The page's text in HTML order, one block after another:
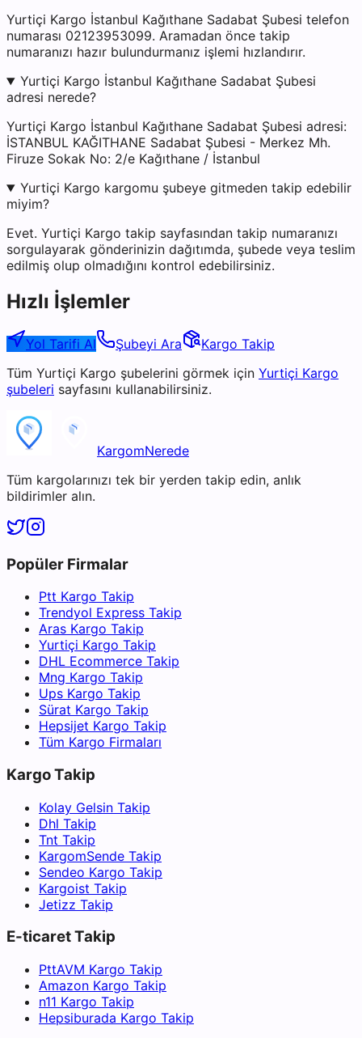
Yurtiçi Kargo İstanbul Kağıthane Sadabat Şubesi telefon
numarası 02123953099. Aramadan önce takip
numaranızı hazır bulundurmanız işlemi hızlandırır.
Yurtiçi Kargo İstanbul Kağıthane Sadabat Şubesi
adresi nerede?
Yurtiçi Kargo İstanbul Kağıthane Sadabat Şubesi adresi:
İSTANBUL KAĞITHANE Sadabat Şubesi - Merkez Mh.
Firuze Sokak No: 2/e Kağıthane / İstanbul
Yurtiçi Kargo kargomu şubeye gitmeden takip edebilir
miyim?
Evet. Yurtiçi Kargo takip sayfasından takip numaranızı
sorgulayarak gönderinizin dağıtımda, şubede veya teslim
edilmiş olup olmadığını kontrol edebilirsiniz.
Hızlı İşlemler
Yol Tarifi Al Şubeyi Ara
Kargo Takip
Tüm Yurtiçi Kargo şubelerini görmek için Yurtiçi Kargo
şubeleri sayfasını kullanabilirsiniz.
KargomNerede
Tüm kargolarınızı tek bir yerden takip edin, anlık
bildirimler alın.
Popüler Firmalar
Ptt Kargo Takip
Trendyol Express Takip
Aras Kargo Takip
Yurtiçi Kargo Takip
DHL Ecommerce Takip
Mng Kargo Takip
Ups Kargo Takip
Sürat Kargo Takip
Hepsijet Kargo Takip
Tüm Kargo Firmaları
Kargo Takip
Kolay Gelsin Takip
Dhl Takip
Tnt Takip
KargomSende Takip
Sendeo Kargo Takip
Kargoist Takip
Jetizz Takip
E-ticaret Takip
PttAVM Kargo Takip
Amazon Kargo Takip
n11 Kargo Takip
Hepsiburada Kargo Takip